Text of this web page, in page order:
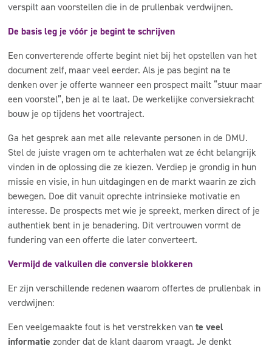
verspilt aan voorstellen die in de prullenbak verdwijnen.
De basis leg je vóór je begint te schrijven
Een converterende offerte begint niet bij het opstellen van het
document zelf, maar veel eerder. Als je pas begint na te
denken over je offerte wanneer een prospect mailt “stuur maar
een voorstel”, ben je al te laat. De werkelijke conversiekracht
bouw je op tijdens het voortraject.
Ga het gesprek aan met alle relevante personen in de DMU.
Stel de juiste vragen om te achterhalen wat ze écht belangrijk
vinden in de oplossing die ze kiezen. Verdiep je grondig in hun
missie en visie, in hun uitdagingen en de markt waarin ze zich
bewegen. Doe dit vanuit oprechte intrinsieke motivatie en
interesse. De prospects met wie je spreekt, merken direct of je
authentiek bent in je benadering. Dit vertrouwen vormt de
fundering van een offerte die later converteert.
Vermijd de valkuilen die conversie blokkeren
Er zijn verschillende redenen waarom offertes de prullenbak in
verdwijnen:
Een veelgemaakte fout is het verstrekken vante veel
informatie zonder dat de klant daarom vraagt. Je denkt